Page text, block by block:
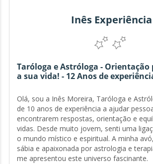
Inês Experiência
Taróloga e Astróloga - Orientação
a sua vida! - 12 Anos de
Olá, sou a Inês Moreira, Taróloga e
de 10 anos de experiência a ajudar
encontrarem respostas, orientação e
vidas. Desde muito jovem, senti uma
o mundo místico e espiritual. A minha
sábia e apaixonada por astrologia e
me apresentou este universo fascinante.